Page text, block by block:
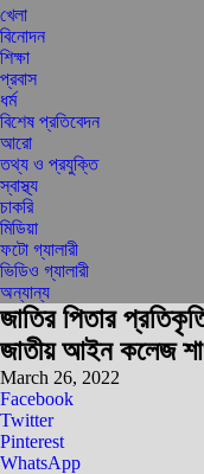
খেলা
বিনোদন
শিক্ষা
প্রবাস
ধর্ম
বিশেষ প্রতিবেদন
আরো
তথ্য ও প্রযুক্তি
স্বাস্থ্য
চাকরি
মিডিয়া
ফটো গ্যালারী
ভিডিও গ্যালারী
অন্যান্য
জাতির পিতার
জাতীয় আইন কলেজ
March 26, 2022
Facebook
Twitter
Pinterest
WhatsApp